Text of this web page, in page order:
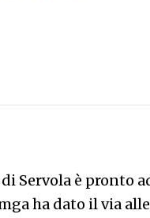
Servola è pronto
ha dato il via